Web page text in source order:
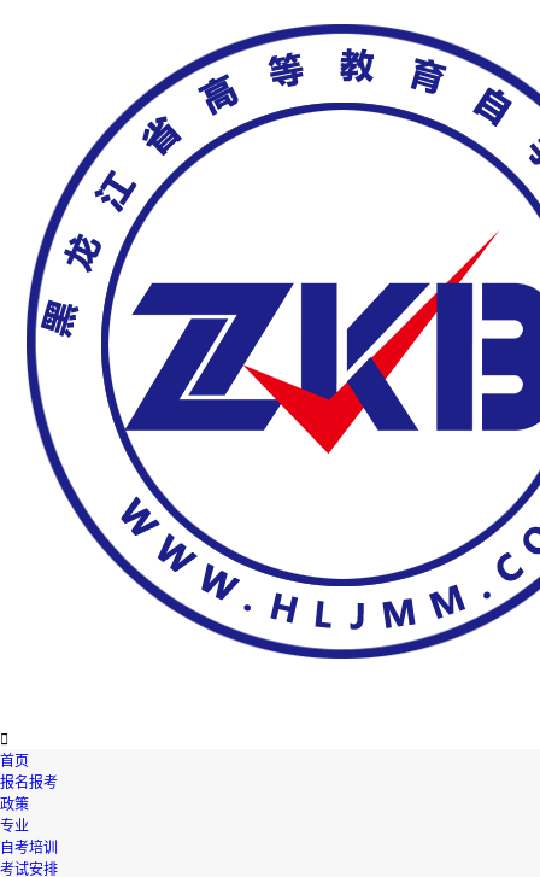

首页
报名报考
政策
专业
自考培训
考试安排